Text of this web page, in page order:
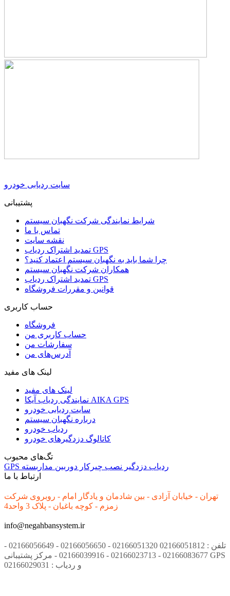
سایت ردیابی خودرو
پشتیبانی
شرایط نمایندگی شرکت نگهبان سیستم
تماس با ما
نقشه سایت
تمدید اشتراک ردیاب GPS
چرا شما باید به نگهبان سیستم اعتماد کنید؟
همکاران شرکت نگهبان سیستم
تمدید اشتراک ردیاب GPS
قوانین و مقررات فروشگاه
حساب کاربری
فروشگاه
حساب کاربری من
سفارشات من
آدرس‌های من
لینک های مفید
لینک های مفید
نمایندگی ردیاب آیکا AIKA GPS
سایت ردیابی خودرو
درباره نگهبان سیستم
ردیاب خودرو
کاتالوگ دزدگیرهای خودرو
تگ‌های محبوب
GPS
ردیاب دزدگیر نصب چیرکار دوربین مداربسته
ارتباط با ما
تهران - خیابان آزادی - بین شادمان و یادگار امام - روبروی شرکت
زمزم - کوچه باغبان - پلاک 3 واحد4
info@negahbansystem.ir
تلفن : 02166051812 02166051320 - 02166056650 - 02166056649 -
02166083677 - 02166023713 - 02166039916 - مرکز پشتیبانی GPS
و ردیاب : 02166029031